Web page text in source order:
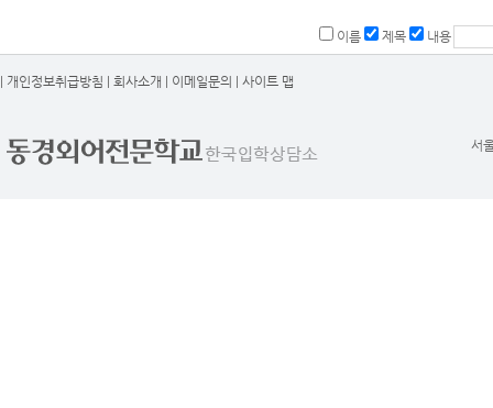
이름 제목 내용
개인정보취급방침 회사소개 이메일문의 사이트 맵
서